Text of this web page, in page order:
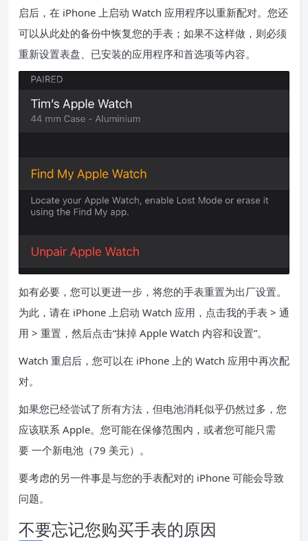
启后，在 iPhone 上启动 Watch 应用程序以重新配对。您还
可以从此处的备份中恢复您的手表；如果不这样做，则必须
重新设置表盘、已安装的应用程序和首选项等内容。
如有必要，您可以更进一步，将您的手表重置为出厂设置。
为此，请在 iPhone 上启动 Watch 应用，点击我的手表 > 通
用 > 重置，然后点击“抹掉 Apple Watch 内容和设置”。
Watch 重启后，您可以在 iPhone 上的 Watch 应用中再次配
对。
如果您已经尝试了所有方法，但电池消耗似乎仍然过多，您
应该联系 Apple。您可能在保修范围内，或者您可能只需
要 一个新电池（79 美元）。
要考虑的另一件事是与您的手表配对的 iPhone 可能会导致
问题。
不要忘记您购买手表的原因